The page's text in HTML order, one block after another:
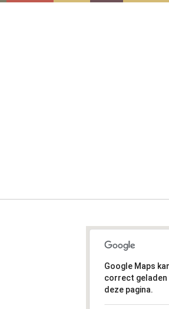
Google Maps
correct geladen
deze pagina.